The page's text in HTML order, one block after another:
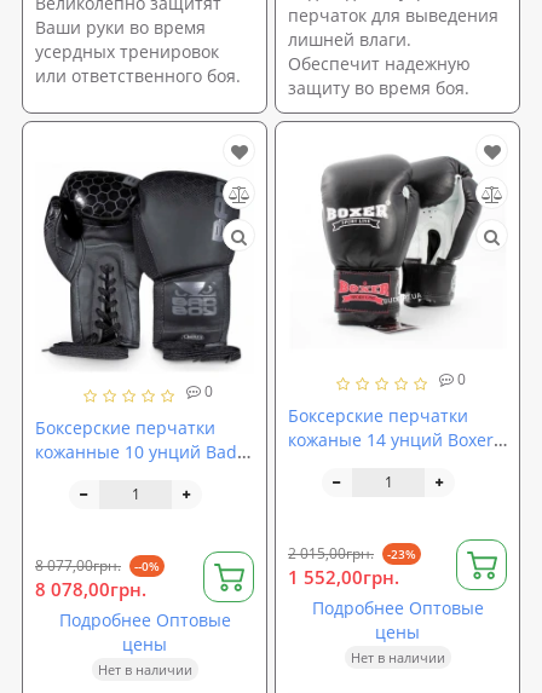
Ваши руки во время
усердных тренировок
или ответственного боя.
перчаток для выведения
лишней влаги.
Обеспечит надежную
защиту во время боя.
0
Боксерские перчатки
кожанные 10 унций Bad
8 077,00грн. --0%
8 078,00грн.
Подробнее Оптовые
цены
Нет в наличии
0
Боксерские перчатки
кожаные 14 унций Boxer
2 015,00грн. -23%
1 552,00грн.
Подробнее Оптовые
цены
Нет в наличии